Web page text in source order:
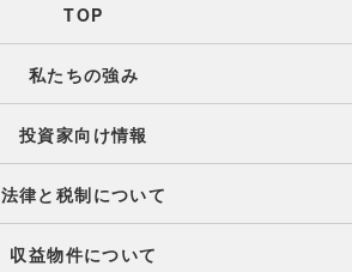
TOP
私たちの強み
投資家向け情報
法律と税制について
収益物件について